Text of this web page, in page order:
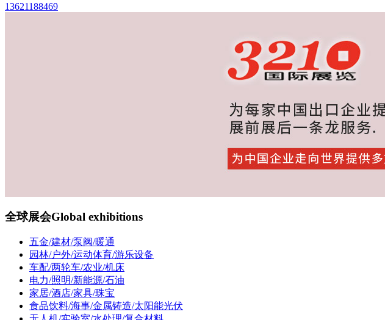
13621188469
全球展会Global exhibitions
五金/建材/泵阀/暖通
园林/户外/运动体育/游乐设备
车配/两轮车/农业/机床
电力/照明/新能源/石油
家居/酒店/家具/珠宝
食品饮料/海事/金属铸造/太阳能光伏